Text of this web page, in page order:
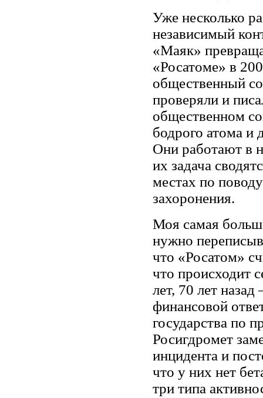
Уже несколько
независимый
«Маяк»
«Росатоме» в
общественный
проверяли и
общественном
бодрого атома и
Они работают в
их задача
местах по
захоронения.
Моя самая
нужно
что «Росатом»
что происходит
лет, 70 лет
финансовой
государства по
Росигдромет
инцидента и
что у них нет
три типа